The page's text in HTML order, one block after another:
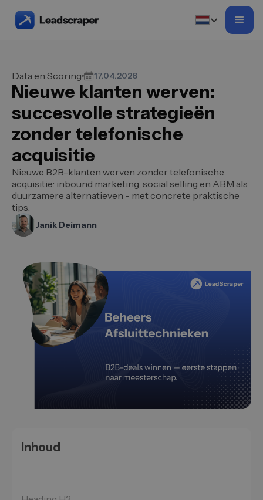
Data en Scoring 17.04.2026
Nieuwe klanten werven:
succesvolle strategieën
zonder telefonische
acquisitie
Nieuwe B2B-klanten werven zonder telefonische
acquisitie: inbound marketing, social selling en ABM als
duurzamere alternatieven - met concrete praktische
tips.
Janik Deimann
Inhoud